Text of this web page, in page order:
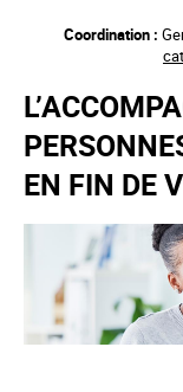
principal
Coordination :
EN FIN DE